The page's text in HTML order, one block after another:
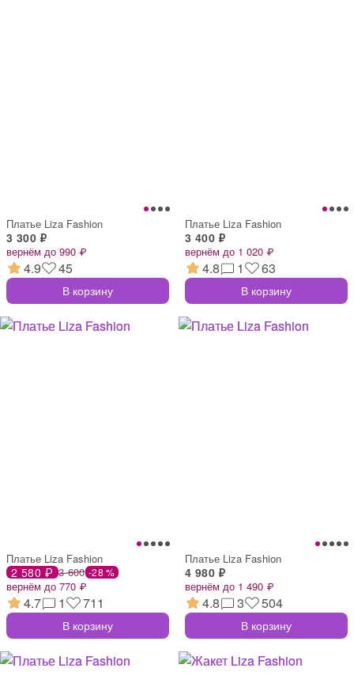
Платье Liza Fashion
3 300 ₽
вернём до 990 ₽
4.9 45
В корзину
Платье Liza Fashion
3 400 ₽
вернём до 1 020 ₽
4.8 1 63
В корзину
Платье Liza Fashion
2 580 ₽ 3 600 -28 %
вернём до 770 ₽
4.7 1 711
В корзину
Платье Liza Fashion
4 980 ₽
вернём до 1 490 ₽
4.8 3 504
В корзину